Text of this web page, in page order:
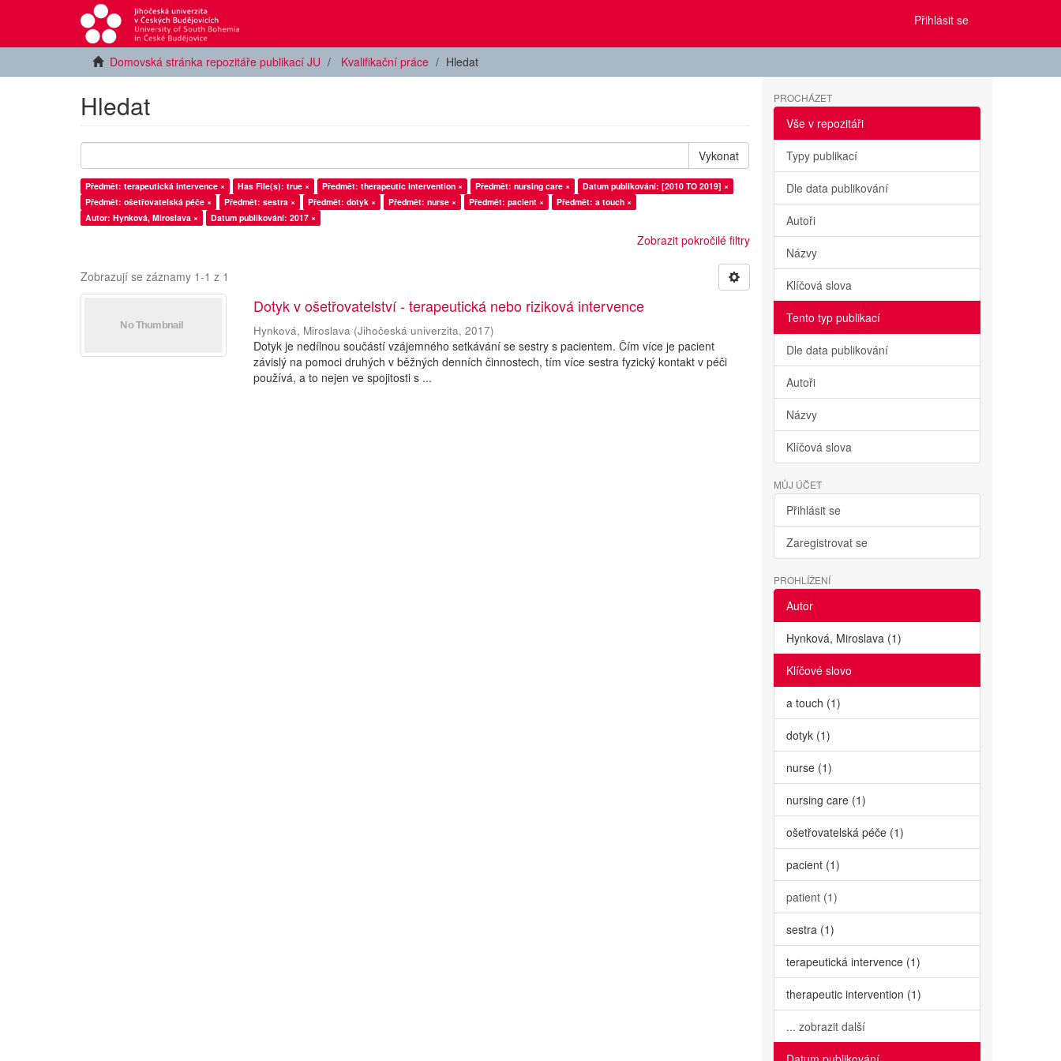
Přihlásit se
Domovská stránka repozitáře publikací JU Kvalifikační práce Hledat
Hledat
Vykonat
Předmět: terapeutická intervence × Has File(s): true × Předmět: therapeutic intervention × Předmět: nursing care ×
Datum publikování: [2010 TO 2019] ×
Předmět: ošetřovatelská péče ×
Předmět: sestra × Předmět: dotyk × Předmět: nurse × Předmět: pacient ×
Předmět: a touch ×
Autor: Hynková, Miroslava ×
Datum publikování: 2017 ×
Zobrazit pokročilé filtry
Zobrazují se záznamy 1-1 z 1
Dotyk v ošetřovatelství - terapeutická nebo riziková intervence
Hynková, Miroslava (Jihočeská univerzita,2017)
Dotyk je nedílnou součástí vzájemného setkávání se sestry s pacientem. Čím více je pacient
závislý na pomoci druhých v běžných denních činnostech, tím více sestra fyzický kontakt v péči
používá, a to nejen ve spojitosti s ...
PROCHÁZET
Vše v repozitáři
Typy publikací
Dle data publikování
Autoři
Názvy
Klíčová slova
Tento typ publikací
Dle data publikování
Autoři
Názvy
Klíčová slova
MŮJ ÚČET
Přihlásit se
Zaregistrovat se
PROHLÍŽENÍ
Autor
Hynková, Miroslava (1)
Klíčové slovo
a touch (1)
dotyk (1)
nurse (1)
nursing care (1)
ošetřovatelská péče (1)
pacient (1)
patient (1)
sestra (1)
terapeutická intervence (1)
therapeutic intervention (1)
... zobrazit další